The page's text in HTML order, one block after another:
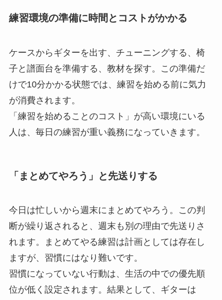
練習環境の準備に時間とコストがかかる
ケースからギターを出す、チューニングする、椅
子と譜面台を準備する、教材を探す。この準備だ
けで10分かかる状態では、練習を始める前に気力
が消費されます。
「練習を始めることのコスト」が高い環境にいる
人は、毎日の練習が重い義務になっていきます。
「まとめてやろう」と先送りする
今日は忙しいから週末にまとめてやろう。この判
断が繰り返されると、週末も別の理由で先送りさ
れます。まとめてやる練習は計画としては存在し
ますが、習慣にはなり難いです。
習慣になっていない行動は、生活の中での優先順
位が低く設定されます。結果として、ギターは